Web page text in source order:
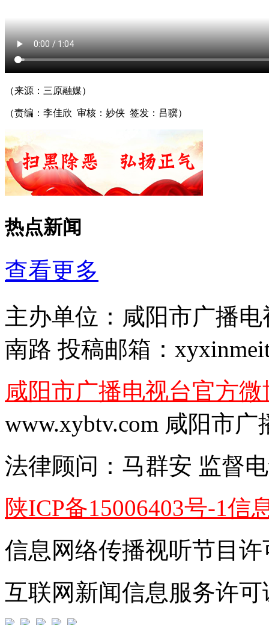
（来源：三原融媒）
（责编：李佳欣 审核：妙侠 签发：吕骥）
热点新闻
查看更多
主办单位： 咸阳市广播电
南路 投稿邮箱：
咸阳市广播电视台官方微
www.xybtv.com 咸阳市
法律顾问： 马群安 监督
陕ICP备15006403号-1信
信息网络传播视听节目许
互联网新闻信息服务许可